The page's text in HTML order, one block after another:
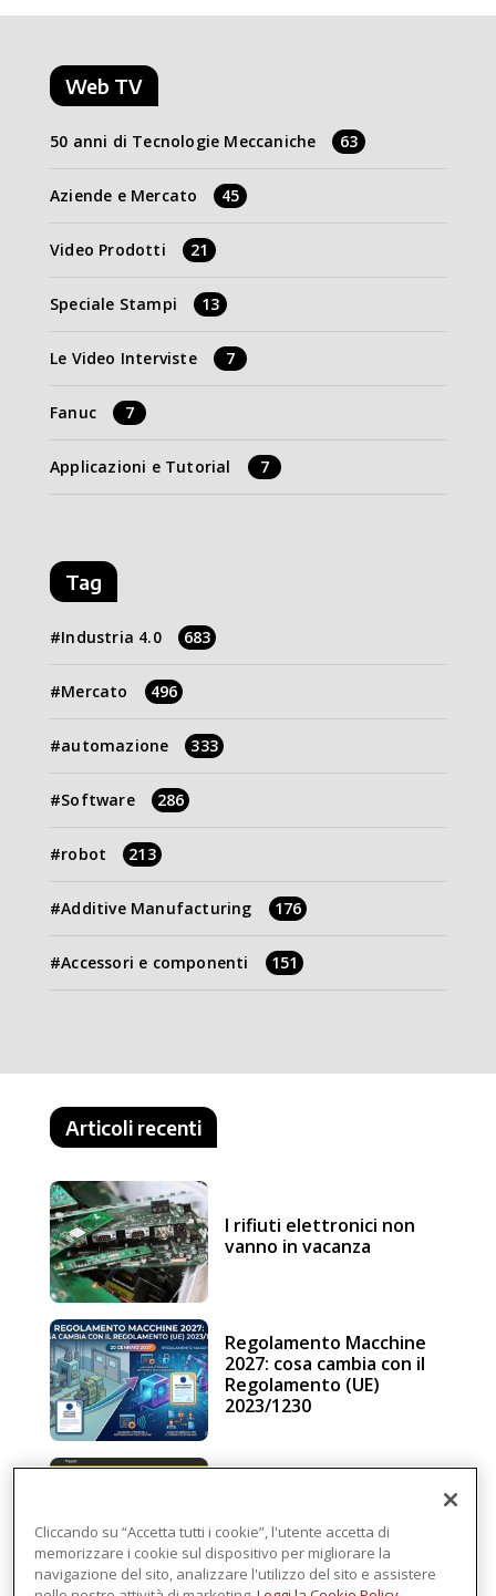
Web TV
50 anni di Tecnologie Meccaniche 63
Aziende e Mercato 45
Video Prodotti 21
Speciale Stampi 13
Le Video Interviste 7
Fanuc 7
Applicazioni e Tutorial 7
Tag
Industria 4.0 683
Mercato 496
automazione 333
Software 286
robot 213
Additive Manufacturing 176
Accessori e componenti 151
Articoli recenti
I rifiuti elettronici non
vanno in vacanza
Regolamento Macchine
2027: cosa cambia con il
Regolamento (UE)
2023/1230
intelligenza in cloud
Cliccando su “Accetta tutti i cookie”, l'utente accetta di
memorizzare i cookie sul dispositivo per migliorare la
navigazione del sito, analizzare l'utilizzo del sito e assistere